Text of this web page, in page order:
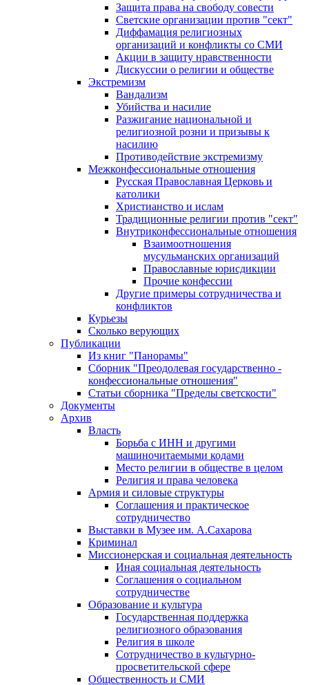
Защита права на свободу совести
Светские организации против "сект"
Диффамация религиозных
организаций и конфликты со СМИ
Акции в защиту нравственности
Дискуссии о религии и обществе
Экстремизм
Вандализм
Убийства и насилие
Разжигание национальной и
религиозной розни и призывы к
насилию
Противодействие экстремизму
Межконфессиональные отношения
Русская Православная Церковь и
католики
Христианство и ислам
Традиционные религии против "сект"
Внутриконфессиональные отношения
Взаимоотношения
мусульманских организаций
Православные юрисдикции
Прочие конфессии
Другие примеры сотрудничества и
конфликтов
Курьезы
Сколько верующих
Публикации
Из книг "Панорамы"
Сборник "Преодолевая государственно -
конфессиональные отношения"
Статьи сборника "Пределы светскости"
Документы
Архив
Власть
Борьба с ИНН и другими
машиночитаемыми кодами
Место религии в обществе в целом
Религия и права человека
Армия и силовые структуры
Соглашения и практическое
сотрудничество
Выставки в Музее им. А.Сахарова
Криминал
Миссионерская и социальная деятельность
Иная социальная деятельность
Соглашения о социальном
сотрудничестве
Образование и культура
Государственная поддержка
религиозного образования
Религия в школе
Сотрудничество в культурно-
просветительской сфере
Общественность и СМИ